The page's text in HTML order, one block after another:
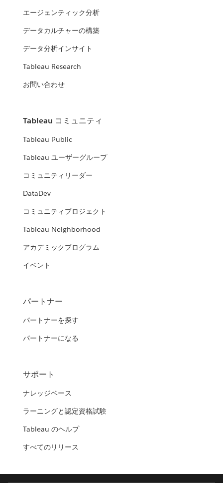
エージェンティック分析
データカルチャーの構築
データ分析インサイト
Tableau Research
お問い合わせ
Tableau コミュニティ
Tableau Public
Tableau ユーザーグループ
コミュニティリーダー
DataDev
コミュニティプロジェクト
Tableau Neighborhood
アカデミックプログラム
イベント
パートナー
パートナーを探す
パートナーになる
サポート
ナレッジベース
ラーニングと認定資格試験
Tableau のヘルプ
すべてのリリース